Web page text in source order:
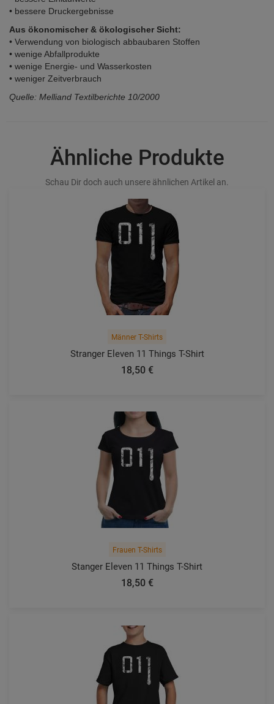
• bessere Druckergebnisse
Aus ökonomischer & ökologischer Sicht:
• Verwendung von biologisch abbaubaren Stoffen
• wenige Abfallprodukte
• wenige Energie- und Wasserkosten
• weniger Zeitverbrauch
Quelle: Melliand Textilberichte 10/2000
Ähnliche Produkte
Schau Dir doch auch unsere ähnlichen Artikel an.
Männer T-Shirts
Stranger Eleven 11 Things T-Shirt
18,50 €
Frauen T-Shirts
Stanger Eleven 11 Things T-Shirt
18,50 €